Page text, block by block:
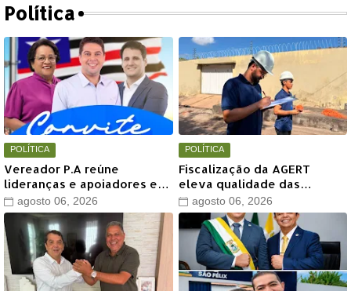
Política
POLÍTICA
Vereador P.A reúne
lideranças e apoiadores em
grande encontro político
neste sábado em Timon
agosto 06, 2026
POLÍTICA
Fiscalização da AGERT
eleva qualidade das
recomposições asfálticas
realizadas pela Águas de
Timon
agosto 06, 2026